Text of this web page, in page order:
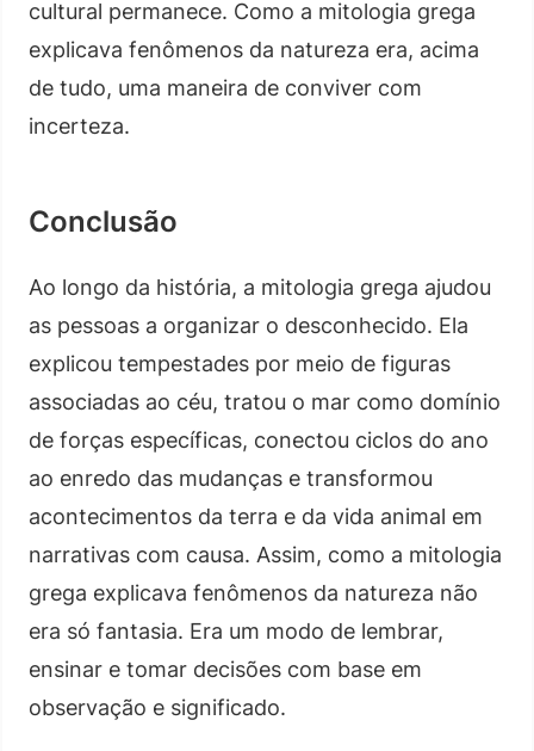
cultural permanece. Como a mitologia grega
explicava fenômenos da natureza era, acima
de tudo, uma maneira de conviver com
incerteza.
Conclusão
Ao longo da história, a mitologia grega ajudou
as pessoas a organizar o desconhecido. Ela
explicou tempestades por meio de figuras
associadas ao céu, tratou o mar como domínio
de forças específicas, conectou ciclos do ano
ao enredo das mudanças e transformou
acontecimentos da terra e da vida animal em
narrativas com causa. Assim, como a mitologia
grega explicava fenômenos da natureza não
era só fantasia. Era um modo de lembrar,
ensinar e tomar decisões com base em
observação e significado.